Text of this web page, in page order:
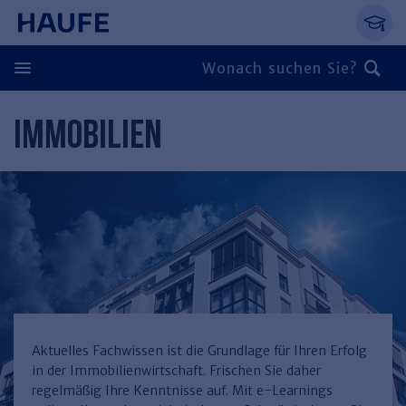
Springe direkt zum Hauptinhalt, zur
Zum Hauptinhalt springen
Zur Navigation springen
Zur Suche springen
Zurück
Personal
Finden Sie Ihr Thema
Arbeitsrecht
Führung
Steuern & Rechnungswesen
Finden Sie Ihr Thema
Rechnungswesen
Recht & Compliance
Finden Sie Ihr Thema
Immobilien
Zurück
Öffentlicher Dienst
Zurück
IMMOBILIEN
Aktuelles Fachwissen ist die Grundlage für Ihren Erfolg
in der Immobilienwirtschaft. Frischen Sie daher
regelmäßig Ihre Kenntnisse auf. Mit e-Learnings